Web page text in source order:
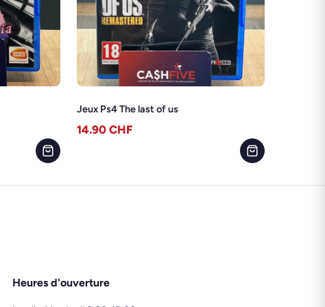
Jeux Ps4 The last of us
14.90 CHF
Heures d'ouverture